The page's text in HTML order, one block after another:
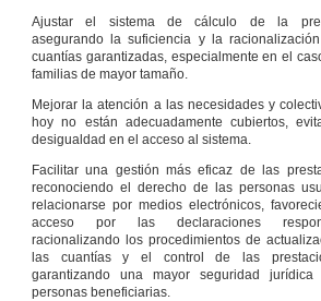
Artículo 121
Obligaciones de las
partes
intervinientes.
Artículo 122
Seguimiento y
evaluación del
y Personal de
Inclusión.
Artículo 123
Suspensión del
Programa Integrado
y Personal de
Inclusión.
Ajustar el sistema de cálculo de la
asegurando la suficiencia y la
cuantías garantizadas, especialmente en el
familias de mayor tamaño.
Mejorar la atención a las necesidades y
hoy no están adecuadamente cubiertos,
desigualdad en el acceso al sistema.
Facilitar una gestión más eficaz de las
reconociendo el derecho de las personas
relacionarse por medios electrónicos,
acceso por las declaraciones
racionalizando los procedimientos de
las cuantías y el control de las
garantizando una mayor seguridad
personas beneficiarias.